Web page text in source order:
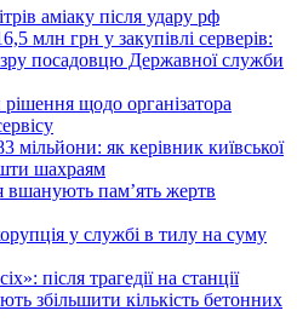
аміаку після удару рф
млн грн у закупівлі серверів:
посадовцю Державної служби
щодо організатора
як керівник київської
шахраям
вшанують пам’ять жертв
у службі в тилу на суму
після трагедії на станції
збільшити кількість бетонних